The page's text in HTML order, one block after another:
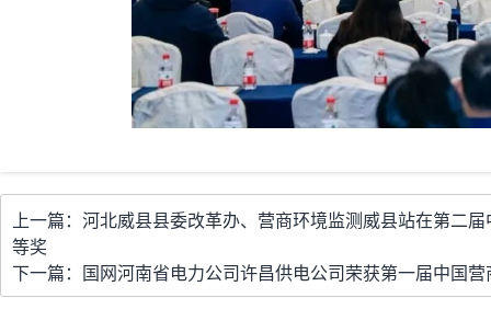
上一篇：河北威县县委改革办、营商环境监测威县站在第二
等奖
下一篇：国网河南省电力公司许昌供电公司荣获第一届中国